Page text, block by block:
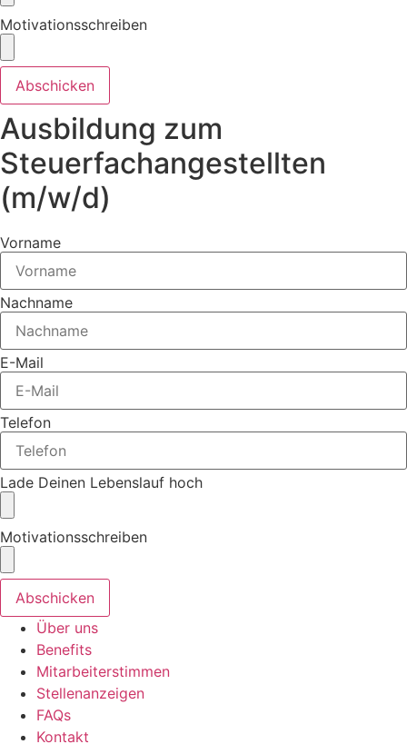
Motivationsschreiben
Abschicken
Ausbildung zum
Steuerfachangestellten
(m/w/d)​
Vorname
Nachname
E-Mail
Telefon
Lade Deinen Lebenslauf hoch
Motivationsschreiben
Abschicken
Über uns
Benefits
Mitarbeiterstimmen
Stellenanzeigen
FAQs
Kontakt